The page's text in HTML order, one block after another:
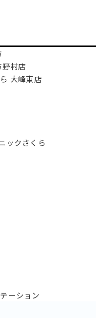
村店
大峰東店
ックさくら
ーション